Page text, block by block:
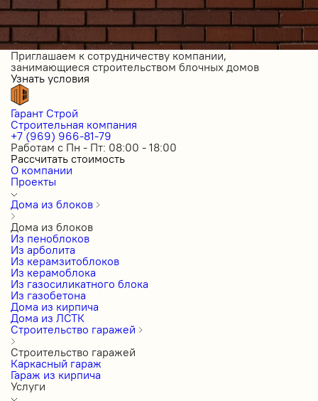
Приглашаем к сотрудничеству компании,
занимающиеся строительством блочных домов
Узнать условия
Гарант Строй
Строительная компания
+7 (969) 966-81-79
Работам с Пн - Пт: 08:00 - 18:00
Рассчитать стоимость
О компании
Проекты
Дома из блоков
Дома из блоков
Из пеноблоков
Из арболита
Из керамзитоблоков
Из керамоблока
Из газосиликатного блока
Из газобетона
Дома из кирпича
Дома из ЛСТК
Строительство гаражей
Строительство гаражей
Каркасный гараж
Гараж из кирпича
Услуги